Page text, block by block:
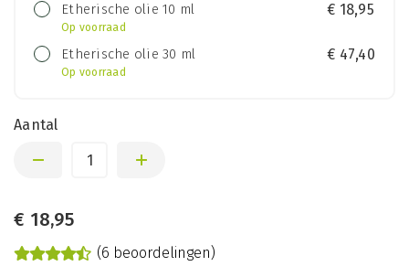
Etherische olie 10 ml
Op voorraad
€ 18,95
Etherische olie 30 ml
Op voorraad
€ 47,40
Aantal
€ 18,95
(6 beoordelingen)